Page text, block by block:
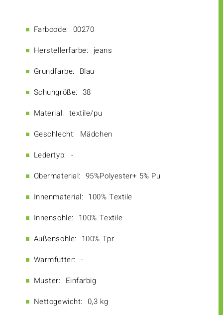
Farbcode: 00270
Herstellerfarbe: jeans
Grundfarbe: Blau
Schuhgröße: 38
Material: textile/pu
Geschlecht: Mädchen
Ledertyp: -
Obermaterial: 95%Polyester+ 5% Pu
Innenmaterial: 100% Textile
Innensohle: 100% Textile
Außensohle: 100% Tpr
Warmfutter: -
Muster: Einfarbig
Nettogewicht: 0,3 kg